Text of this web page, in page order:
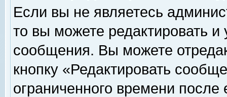
Если вы не являетесь
то вы можете редактировать и
сообщения. Вы можете
кнопку «Редактировать
ограниченного времени